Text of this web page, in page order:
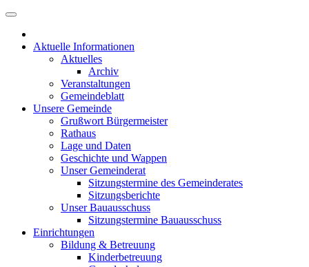
Aktuelle Informationen
Aktuelles
Archiv
Veranstaltungen
Gemeindeblatt
Unsere Gemeinde
Grußwort Bürgermeister
Rathaus
Lage und Daten
Geschichte und Wappen
Unser Gemeinderat
Sitzungstermine des Gemeinderates
Sitzungsberichte
Unser Bauausschuss
Sitzungstermine Bauausschuss
Einrichtungen
Bildung & Betreuung
Kinderbetreuung